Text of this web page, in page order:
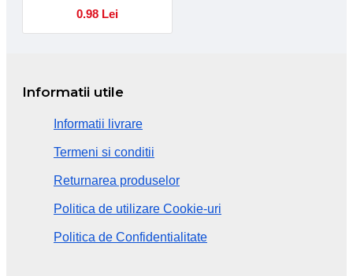
0.98 Lei
Informatii utile
Informatii livrare
Termeni si conditii
Returnarea produselor
Politica de utilizare Cookie-uri
Politica de Confidentialitate